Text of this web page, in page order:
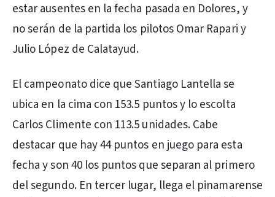
estar ausentes en la fecha pasada en Dolores, y
no serán de la partida los pilotos Omar Rapari y
Julio López de Calatayud.
El campeonato dice que Santiago Lantella se
ubica en la cima con 153.5 puntos y lo escolta
Carlos Climente con 113.5 unidades. Cabe
destacar que hay 44 puntos en juego para esta
fecha y son 40 los puntos que separan al primero
del segundo. En tercer lugar, llega el pinamarense